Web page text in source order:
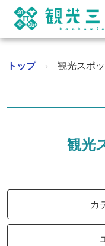
トップ › 観光スポ
観光
カ